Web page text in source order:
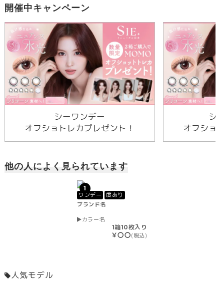
開催中キャンペーン
シーワンデー
オフショトレカプレゼント！
シ
オフショ
他の人によく見られています
1
ワンデー
度あり
ブランド名
カラー名
1箱10枚入り
￥〇〇(税込)
人気モデル